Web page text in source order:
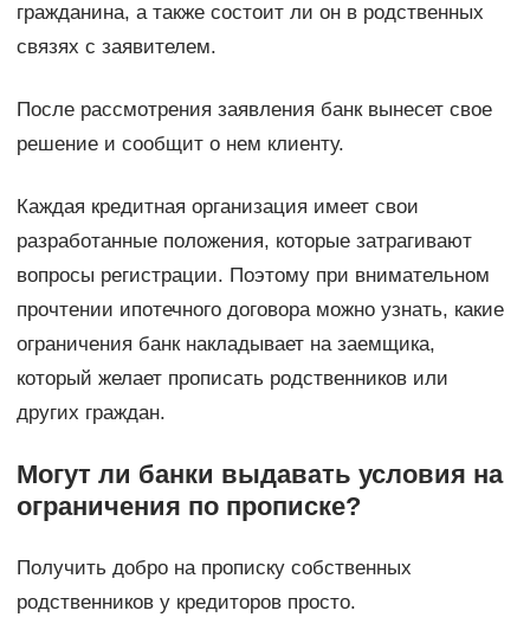
гражданина, а также состоит ли он в родственных
связях с заявителем.
После рассмотрения заявления банк вынесет свое
решение и сообщит о нем клиенту.
Каждая кредитная организация имеет свои
разработанные положения, которые затрагивают
вопросы регистрации. Поэтому при внимательном
прочтении ипотечного договора можно узнать, какие
ограничения банк накладывает на заемщика,
который желает прописать родственников или
других граждан.
Могут ли банки выдавать условия на
ограничения по прописке?
Получить добро на прописку собственных
родственников у кредиторов просто.